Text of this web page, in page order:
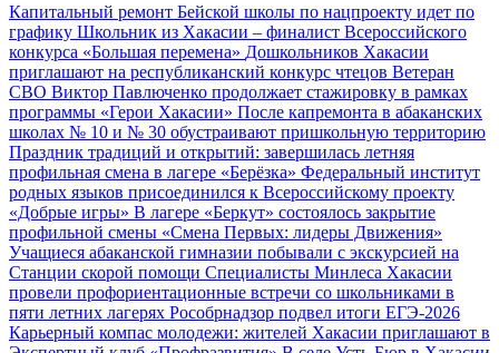
Капитальный ремонт Бейской школы по нацпроекту идет по
графику Школьник из Хакасии – финалист Всероссийского
конкурса «Большая перемена» Дошкольников Хакасии
приглашают на республиканский конкурс чтецов Ветеран
СВО Виктор Павлюченко продолжает стажировку в рамках
программы «Герои Хакасии» После капремонта в абаканских
школах № 10 и № 30 обустраивают пришкольную территорию
Праздник традиций и открытий: завершилась летняя
профильная смена в лагере «Берёзка» Федеральный институт
родных языков присоединился к Всероссийскому проекту
«Добрые игры» В лагере «Беркут» состоялось закрытие
профильной смены «Смена Первых: лидеры Движения»
Учащиеся абаканской гимназии побывали с экскурсией на
Станции скорой помощи Специалисты Минлеса Хакасии
провели профориентационные встречи со школьниками в
пяти летних лагерях Рособрнадзор подвел итоги ЕГЭ‑2026
Карьерный компас молодежи: жителей Хакасии приглашают в